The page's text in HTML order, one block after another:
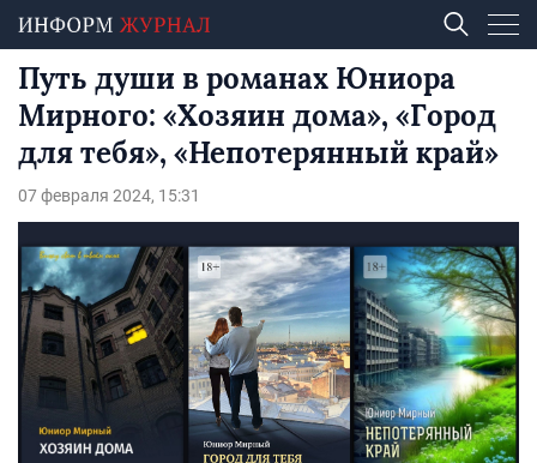
Путь души в романах Юниора
Мирного: «Хозяин дома», «Город
для тебя», «Непотерянный край»
07 февраля 2024, 15:31